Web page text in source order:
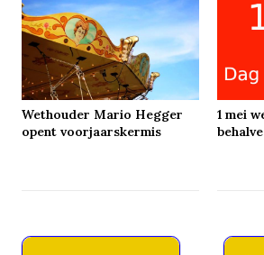
Wethouder Mario Hegger
opent voorjaarskermis
1 mei